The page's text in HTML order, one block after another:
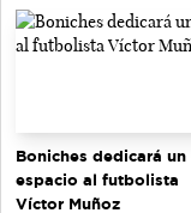
Boniches dedicará un
espacio al futbolista
Víctor Muñoz